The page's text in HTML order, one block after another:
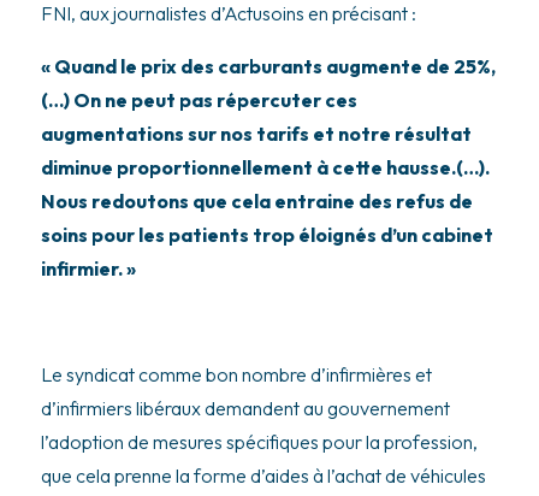
FNI, aux journalistes d’Actusoins en précisant :
« Quand le prix des carburants augmente de 25%,
(…) On ne peut pas répercuter ces
augmentations sur nos tarifs et notre résultat
diminue proportionnellement à cette hausse.(…).
Nous redoutons que cela entraine des refus de
soins pour les patients trop éloignés d’un cabinet
infirmier. »
Le syndicat comme bon nombre d’infirmières et
d’infirmiers libéraux demandent au gouvernement
l’adoption de mesures spécifiques pour la profession,
que cela prenne la forme d’aides à l’achat de véhicules